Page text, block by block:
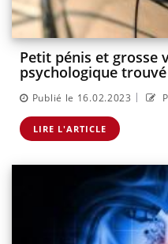
Petit pénis et grosse
psychologique
Publié le 16.02.2023 |
LIRE L'ARTICLE